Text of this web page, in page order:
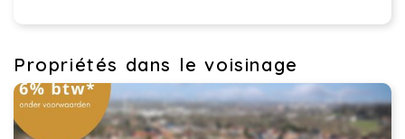
Propriétés dans le voisinage